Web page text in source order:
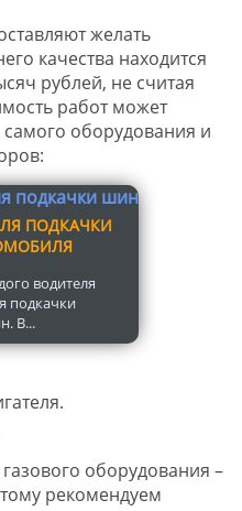
желать
качества находится
рублей, не считая
работ может
оборудования и
ПОДКАЧКИ
водителя
подкачки
В...
оборудования –
рекомендуем